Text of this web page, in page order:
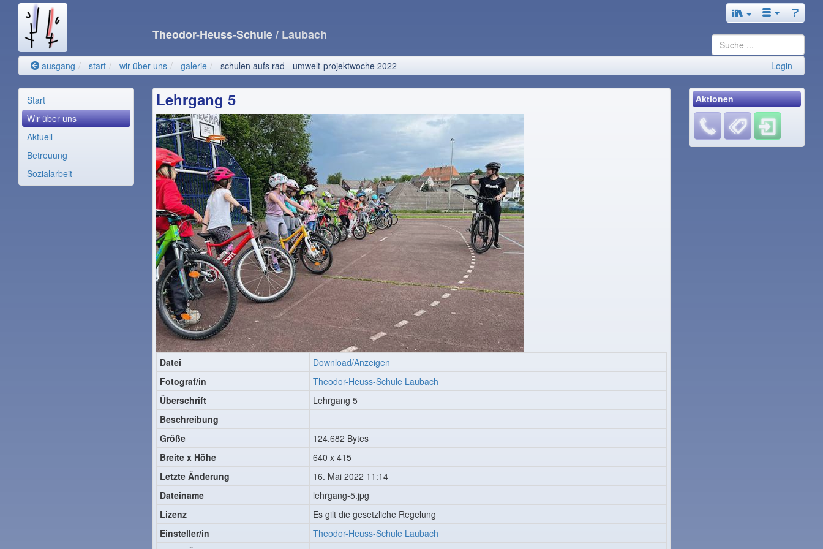
Theodor-Heuss-Schule/ Laubach
ausgang start wir über uns galerie schulen aufs rad - umwelt-projektwoche 2022 Login
Start
Wir über uns
Aktuell
Betreuung
Sozialarbeit
Lehrgang 5
Datei
Download/Anzeigen
Fotograf/in
Theodor-Heuss-Schule Laubach
Überschrift
Lehrgang 5
Beschreibung
Größe
124.682 Bytes
Breite x Höhe
640 x 415
Letzte Änderung
16. Mai 2022 11:14
Dateiname
lehrgang-5.jpg
Lizenz
Es gilt die gesetzliche Regelung
Einsteller/in
Theodor-Heuss-Schule Laubach
Aktionen